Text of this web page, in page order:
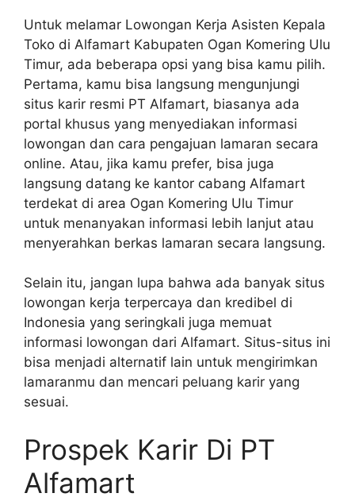
Untuk melamar Lowongan Kerja Asisten Kepala
Toko di Alfamart Kabupaten Ogan Komering Ulu
Timur, ada beberapa opsi yang bisa kamu pilih.
Pertama, kamu bisa langsung mengunjungi
situs karir resmi PT Alfamart, biasanya ada
portal khusus yang menyediakan informasi
lowongan dan cara pengajuan lamaran secara
online. Atau, jika kamu prefer, bisa juga
langsung datang ke kantor cabang Alfamart
terdekat di area Ogan Komering Ulu Timur
untuk menanyakan informasi lebih lanjut atau
menyerahkan berkas lamaran secara langsung.
Selain itu, jangan lupa bahwa ada banyak situs
lowongan kerja terpercaya dan kredibel di
Indonesia yang seringkali juga memuat
informasi lowongan dari Alfamart. Situs-situs ini
bisa menjadi alternatif lain untuk mengirimkan
lamaranmu dan mencari peluang karir yang
sesuai.
Prospek Karir Di PT
Alfamart